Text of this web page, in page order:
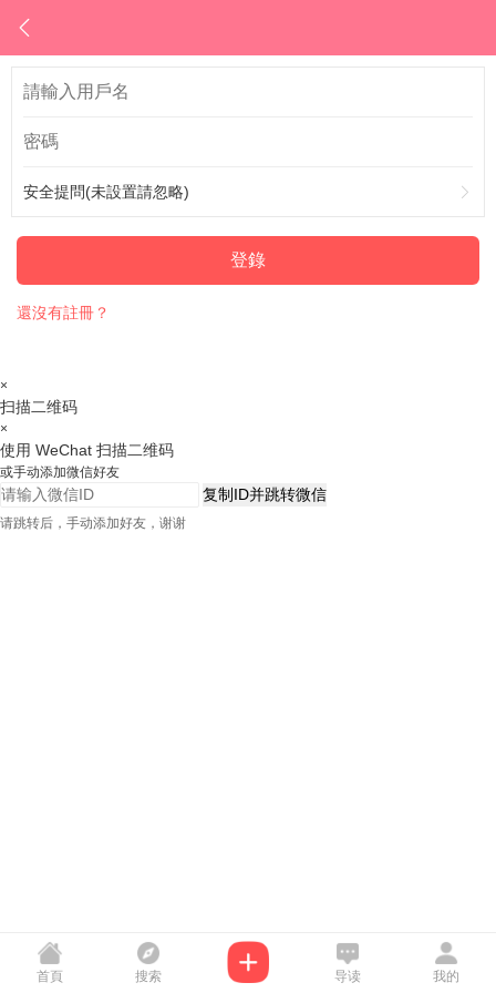
安全提問(未設置請忽略)
登錄
還沒有註冊？
×
扫描二维码
×
使用 WeChat 扫描二维码
或手动添加微信好友
复制ID并跳转微信
请跳转后，手动添加好友，谢谢
首頁 搜索 导读 我的